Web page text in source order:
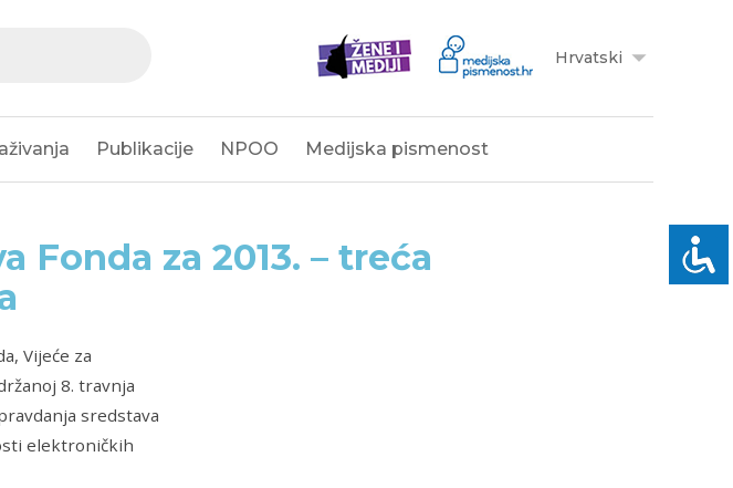
Hrvatski
Publikacije NPOO Medijska pismenost
Fonda za 2013. – treća
Vijeće za
8. travnja
sredstava
elektroničkih